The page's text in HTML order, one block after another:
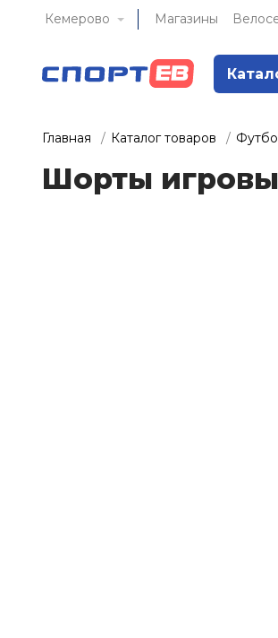
Кемерово Магазины
Главная Каталог товаров
Шорты